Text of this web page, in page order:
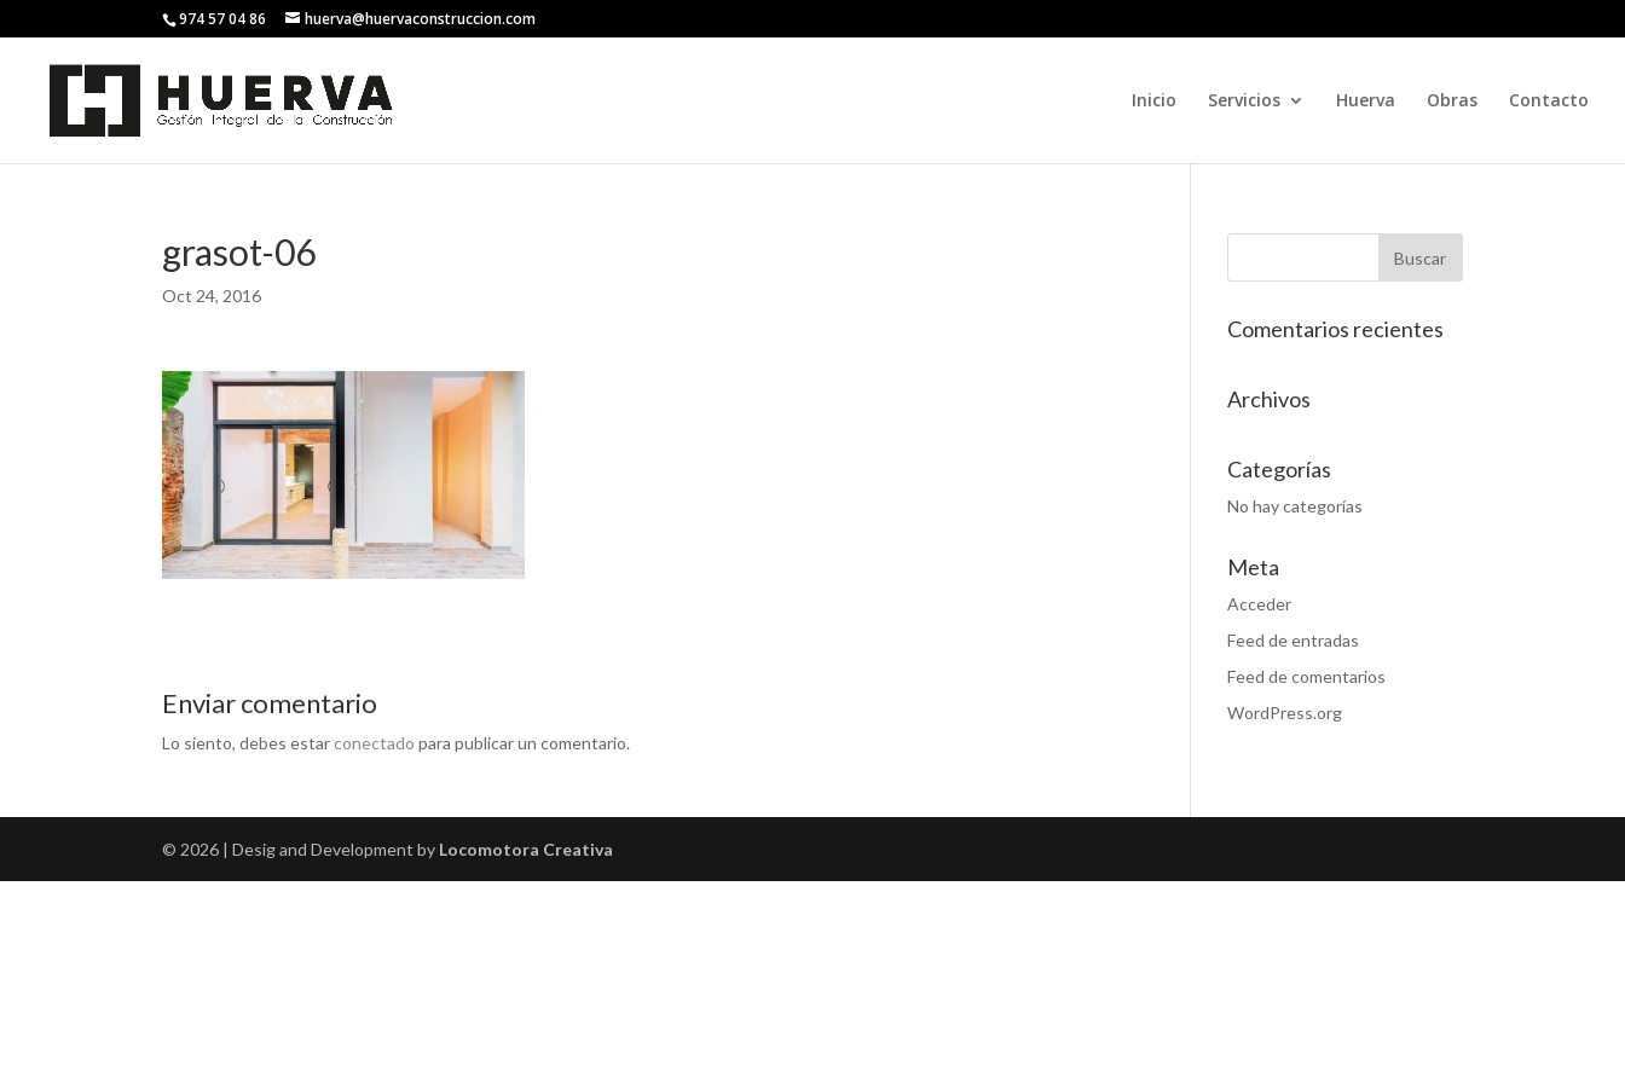
974 57 04 86 huerva@huervaconstruccion.com
Inicio Servicios Huerva Obras Contacto
grasot-06
Oct 24, 2016
Enviar comentario
Lo siento, debes estarconectado para publicar un comentario.
Comentarios recientes
Archivos
Categorías
No hay categorías
Meta
Acceder
Feed de entradas
Feed de comentarios
WordPress.org
© 2026 | Desig and Development by Locomotora Creativa